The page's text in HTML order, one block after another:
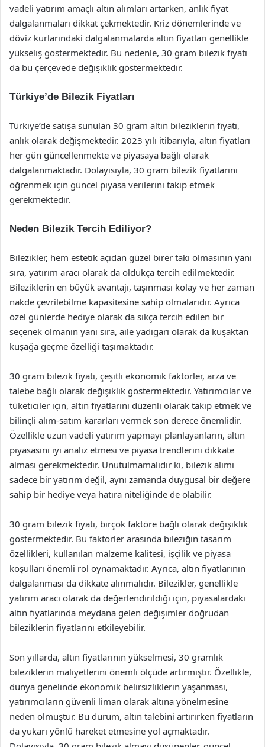
vadeli yatırım amaçlı altın alımları artarken, anlık fiyat
dalgalanmaları dikkat çekmektedir. Kriz dönemlerinde ve
döviz kurlarındaki dalgalanmalarda altın fiyatları genellikle
yükseliş göstermektedir. Bu nedenle, 30 gram bilezik fiyatı
da bu çerçevede değişiklik göstermektedir.
Türkiye’de Bilezik Fiyatları
Türkiye’de satışa sunulan 30 gram altın bileziklerin fiyatı,
anlık olarak değişmektedir. 2023 yılı itibarıyla, altın fiyatları
her gün güncellenmekte ve piyasaya bağlı olarak
dalgalanmaktadır. Dolayısıyla, 30 gram bilezik fiyatlarını
öğrenmek için güncel piyasa verilerini takip etmek
gerekmektedir.
Neden Bilezik Tercih Ediliyor?
Bilezikler, hem estetik açıdan güzel birer takı olmasının yanı
sıra, yatırım aracı olarak da oldukça tercih edilmektedir.
Bileziklerin en büyük avantajı, taşınması kolay ve her zaman
nakde çevrilebilme kapasitesine sahip olmalarıdır. Ayrıca
özel günlerde hediye olarak da sıkça tercih edilen bir
seçenek olmanın yanı sıra, aile yadigarı olarak da kuşaktan
kuşağa geçme özelliği taşımaktadır.
30 gram bilezik fiyatı, çeşitli ekonomik faktörler, arza ve
talebe bağlı olarak değişiklik göstermektedir. Yatırımcılar ve
tüketiciler için, altın fiyatlarını düzenli olarak takip etmek ve
bilinçli alım-satım kararları vermek son derece önemlidir.
Özellikle uzun vadeli yatırım yapmayı planlayanların, altın
piyasasını iyi analiz etmesi ve piyasa trendlerini dikkate
alması gerekmektedir. Unutulmamalıdır ki, bilezik alımı
sadece bir yatırım değil, aynı zamanda duygusal bir değere
sahip bir hediye veya hatıra niteliğinde de olabilir.
30 gram bilezik fiyatı, birçok faktöre bağlı olarak değişiklik
göstermektedir. Bu faktörler arasında bileziğin tasarım
özellikleri, kullanılan malzeme kalitesi, işçilik ve piyasa
koşulları önemli rol oynamaktadır. Ayrıca, altın fiyatlarının
dalgalanması da dikkate alınmalıdır. Bilezikler, genellikle
yatırım aracı olarak da değerlendirildiği için, piyasalardaki
altın fiyatlarında meydana gelen değişimler doğrudan
bileziklerin fiyatlarını etkileyebilir.
Son yıllarda, altın fiyatlarının yükselmesi, 30 gramlık
bileziklerin maliyetlerini önemli ölçüde artırmıştır. Özellikle,
dünya genelinde ekonomik belirsizliklerin yaşanması,
yatırımcıların güvenli liman olarak altına yönelmesine
neden olmuştur. Bu durum, altın talebini artırırken fiyatların
da yukarı yönlü hareket etmesine yol açmaktadır.